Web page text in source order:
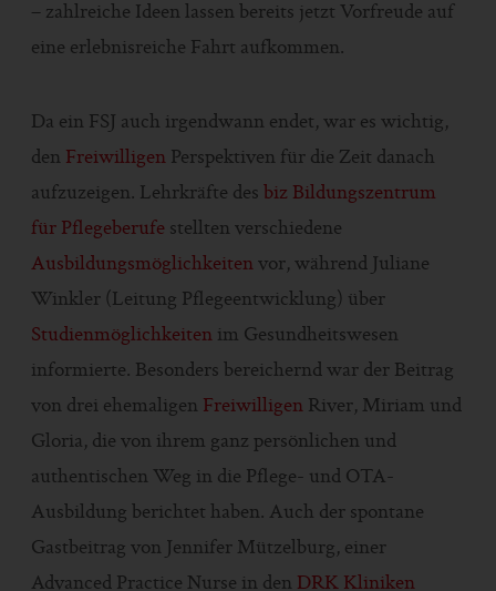
– zahlreiche Ideen lassen bereits jetzt Vorfreude auf
eine erlebnisreiche Fahrt aufkommen.
Da ein FSJ auch irgendwann endet, war es wichtig,
den Freiwilligen Perspektiven für die Zeit danach
aufzuzeigen. Lehrkräfte des biz Bildungszentrum
für Pflegeberufe stellten verschiedene
Ausbildungsmöglichkeiten vor, während Juliane
Winkler (Leitung Pflegeentwicklung) über
Studienmöglichkeiten im Gesundheitswesen
informierte. Besonders bereichernd war der Beitrag
von drei ehemaligen Freiwilligen River, Miriam und
Gloria, die von ihrem ganz persönlichen und
authentischen Weg in die Pflege- und OTA-
Ausbildung berichtet haben. Auch der spontane
Gastbeitrag von Jennifer Mützelburg, einer
Advanced Practice Nurse in den DRK Kliniken